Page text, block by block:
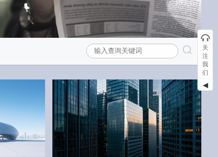
关
注
我
们
◀